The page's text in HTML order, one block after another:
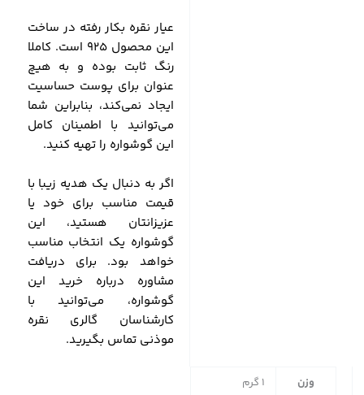
عیار نقره‌ بکار رفته در ساخت
این محصول 925 است. کاملا
رنگ ثابت بوده و به هیچ
عنوان برای پوست حساسیت
ایجاد نمی‌کند، بنابراین شما
می‌توانید با اطمینان کامل
این گوشواره را تهیه کنید.
اگر به دنبال یک هدیه زیبا با
قیمت مناسب برای خود یا
عزیزانتان هستید، این
گوشواره یک انتخاب مناسب
خواهد بود. برای دریافت
مشاوره درباره خرید این
گوشواره، می‌توانید با
کارشناسان گالری نقره
موذنی تماس بگیرید.
وزن 1 گرم